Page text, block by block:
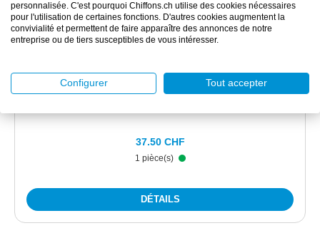
VIL151209
1 pièce(s)
37.50 CHF
DÉTAILS
personnalisée. C'est pourquoi Chiffons.ch utilise des cookies nécessaires
pour l'utilisation de certaines fonctions. D'autres cookies augmentent la
convivialité et permettent de faire apparaître des annonces de notre
entreprise ou de tiers susceptibles de vous intéresser.
Configurer Tout accepter